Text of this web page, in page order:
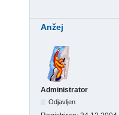
Anžej
Administrator
Odjavljen